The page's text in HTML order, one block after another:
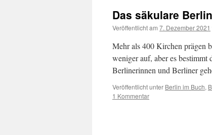
Das säkulare Berlin
Veröffentlicht am 7. Dezember 2021
Mehr als 400 Kirchen prägen
weniger auf, aber es
Berlinerinnen und Berliner
Veröffentlicht unter Berlin im Buch,
1 Kommentar